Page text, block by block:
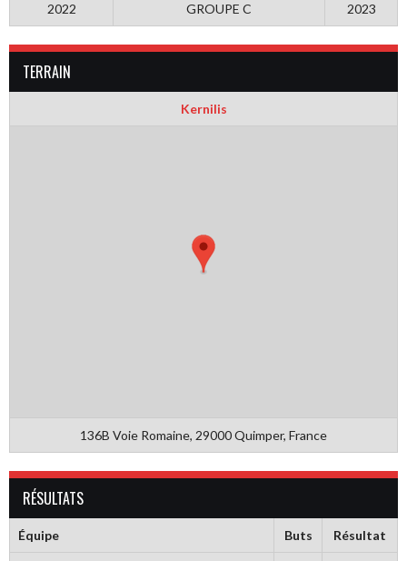
2022
GROUPE C
2023
TERRAIN
Kernilis
136B Voie Romaine, 29000 Quimper, France
RÉSULTATS
Équipe Buts Résultat